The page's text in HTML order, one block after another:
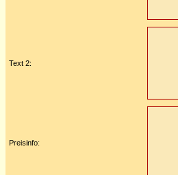
Text 2:
Preisinfo: